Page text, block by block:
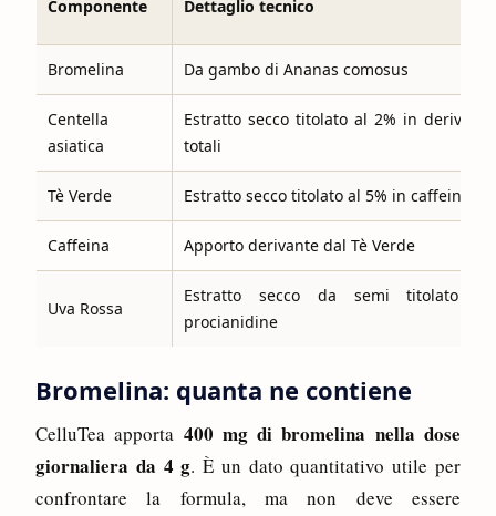
Componente Dettaglio tecnico
Bromelina Da gambo di Ananas comosus
Centella
asiatica
Estratto secco titolato al 2% in derivati
totali
Tè Verde Estratto secco titolato al 5% in caffeina
Caffeina Apporto derivante dal Tè Verde
Uva Rossa
Estratto secco da semi titolato
procianidine
Bromelina: quanta ne contiene
CelluTea apporta 400 mg di bromelina nella dose
giornaliera da 4 g. È un dato quantitativo utile per
confrontare la formula, ma non deve essere